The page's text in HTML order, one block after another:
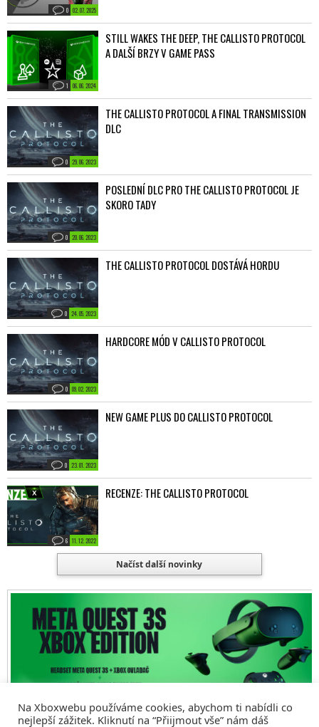
02. 07. 2025
0
06. 06. 2024
1
STILL WAKES THE DEEP, THE CALLISTO PROTOCOL
A DALŠÍ BRZY V GAME PASS
29. 06. 2023
0
THE CALLISTO PROTOCOL A FINAL TRANSMISSION
DLC
20. 06. 2023
0
POSLEDNÍ DLC PRO THE CALLISTO PROTOCOL JE
SKORO TADY
24. 05. 2023
0
THE CALLISTO PROTOCOL DOSTÁVÁ HORDU
09. 02. 2023
0
HARDCORE MÓD V CALLISTO PROTOCOL
23. 01. 2023
0
NEW GAME PLUS DO CALLISTO PROTOCOL
11. 12. 2022
6
RECENZE: THE CALLISTO PROTOCOL
Načíst další novinky
Na Xboxwebu používáme cookies, abychom ti nabídli co
nejlepší zážitek. Kliknutí na “Přiijmout vše” nám dáš